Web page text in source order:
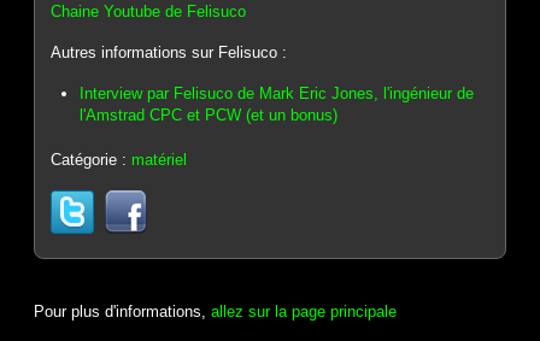
Chaine Youtube de Felisuco
Autres informations sur Felisuco :
Interview par Felisuco de Mark Eric Jones, l'ingénieur de
l'Amstrad CPC et PCW (et un bonus)
Catégorie : matériel
Pour plus d'informations,allez sur la page principale